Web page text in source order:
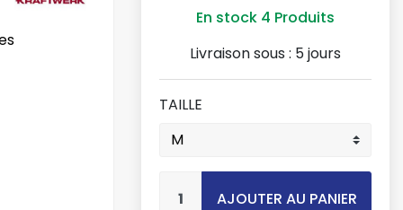
En stock 4 Produits
Livraison sous : 5 jours
TAILLE
AJOUTER AU PANIER